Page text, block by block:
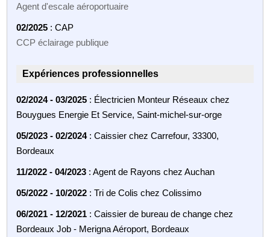
Agent d'escale aéroportuaire
02/2025 : CAP
CCP éclairage publique
Expériences professionnelles
02/2024 - 03/2025 : Électricien Monteur Réseaux chez
Bouygues Energie Et Service, Saint-michel-sur-orge
05/2023 - 02/2024: Caissier chez Carrefour, 33300,
Bordeaux
11/2022 - 04/2023 : Agent de Rayons chez Auchan
05/2022 - 10/2022 : Tri de Colis chez Colissimo
06/2021 - 12/2021 : Caissier de bureau de change chez
Bordeaux Job - Merigna Aéroport, Bordeaux